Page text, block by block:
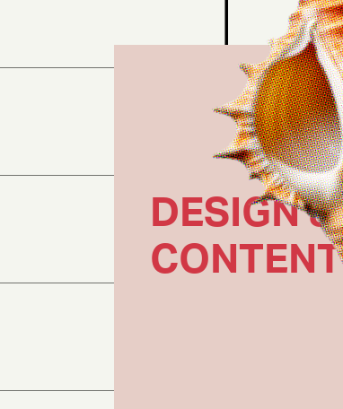
DESIGN &
CONTENT